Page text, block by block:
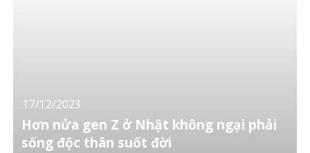
17/12/2023
Hơn nửa gen Z ở Nhật không ngại phải
sống độc thân suốt đời